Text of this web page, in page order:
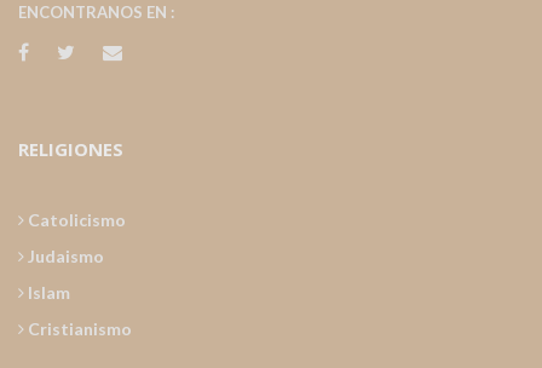
ENCONTRANOS EN :
RELIGIONES
Catolicismo
Judaismo
Islam
Cristianismo